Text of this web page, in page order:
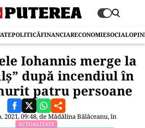
POLITICĂFINANCIARECONOMIESOCIAL
Iohannis merge la
după incendiul în
patru persoane
2021, 09:48, deMădălina Bălăceanu, în
ACTUALITATE